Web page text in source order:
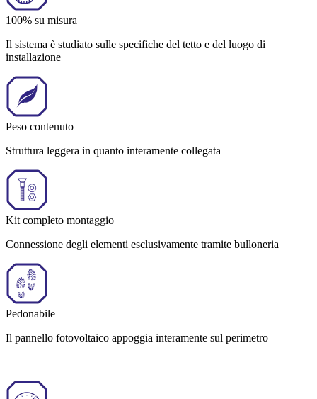
100% su misura
Il sistema è studiato sulle specifiche del tetto e del luogo di
installazione
Peso contenuto
Struttura leggera in quanto interamente collegata
Kit completo montaggio
Connessione degli elementi esclusivamente tramite bulloneria
Pedonabile
Il pannello fotovoltaico appoggia interamente sul perimetro